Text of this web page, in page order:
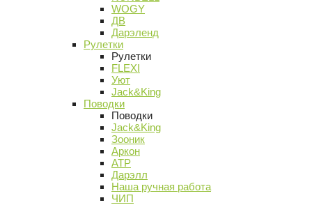
WOGY
ДВ
Дарэленд
Рулетки
Рулетки
FLEXI
Уют
Jack&King
Поводки
Поводки
Jack&King
Зооник
Аркон
АТР
Дарэлл
Наша ручная работа
ЧИП